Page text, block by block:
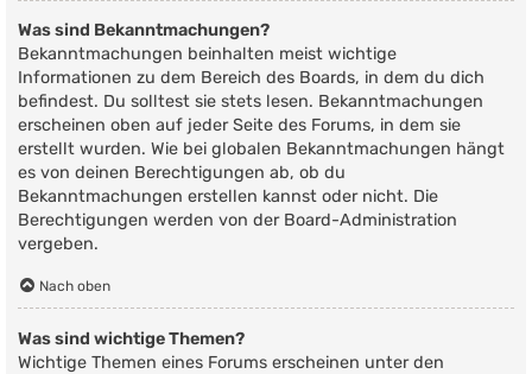
Was sind Bekanntmachungen?
Bekanntmachungen beinhalten meist wichtige
Informationen zu dem Bereich des Boards, in dem du dich
befindest. Du solltest sie stets lesen. Bekanntmachungen
erscheinen oben auf jeder Seite des Forums, in dem sie
erstellt wurden. Wie bei globalen Bekanntmachungen hängt
es von deinen Berechtigungen ab, ob du
Bekanntmachungen erstellen kannst oder nicht. Die
Berechtigungen werden von der Board-Administration
vergeben.
Nach oben
Was sind wichtige Themen?
Wichtige Themen eines Forums erscheinen unter den